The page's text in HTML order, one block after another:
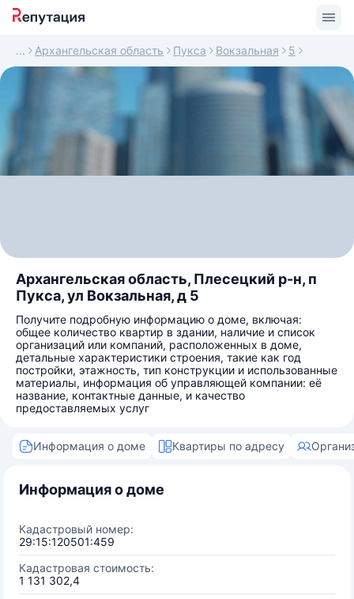
Архангельская область Пукса Вокзальная 5
Архангельская область, Плесецкий р-н, п
Пукса, ул Вокзальная, д 5
Получите подробную информацию о доме, включая:
общее количество квартир в здании, наличие и список
организаций или компаний, расположенных в доме,
детальные характеристики строения, такие как год
постройки, этажность, тип конструкции и использованные
материалы, информация об управляющей компании: её
название, контактные данные, и качество
предоставляемых услуг
Информация о доме Квартиры по адресу
Информация о доме
Кадастровый номер:
29:15:120501:459
Кадастровая стоимость:
1 131 302,4